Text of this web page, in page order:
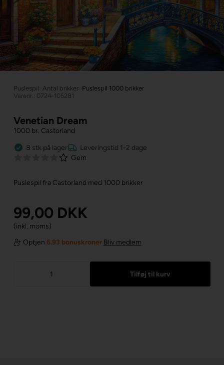
Puslespil Antal brikker Puslespil 1000 brikker
Varenr.: 0724-105281
Venetian Dream
1000 br. Castorland
8 stk på lager
Leveringstid 1-2 dage
Gem
Puslespil fra Castorland med 1000 brikker
99,00 DKK
(inkl. moms)
Optjen 6.93 bonuskroner Bliv medlem